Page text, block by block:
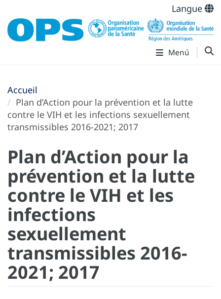
Langue
Menú
Accueil
Plan d’Action pour la prévention et la lutte
contre le VIH et les infections sexuellement
transmissibles 2016-2021; 2017
Plan d’Action pour la
prévention et la lutte
contre le VIH et les
infections
sexuellement
transmissibles 2016-
2021; 2017